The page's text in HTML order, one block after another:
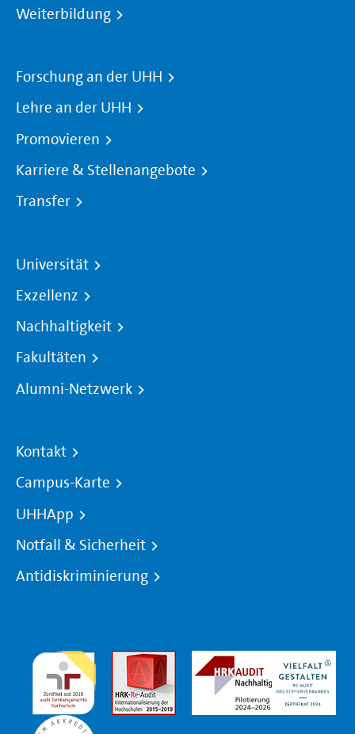
Weiterbildung
Forschung an der UHH
Lehre an der UHH
Promovieren
Karriere & Stellenangebote
Transfer
Universität
Exzellenz
Nachhaltigkeit
Fakultäten
Alumni-Netzwerk
Kontakt
Campus-Karte
UHHApp
Notfall & Sicherheit
Antidiskriminierung